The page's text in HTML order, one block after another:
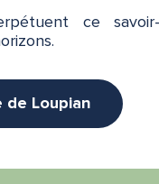
ce savoir-
de Loupian